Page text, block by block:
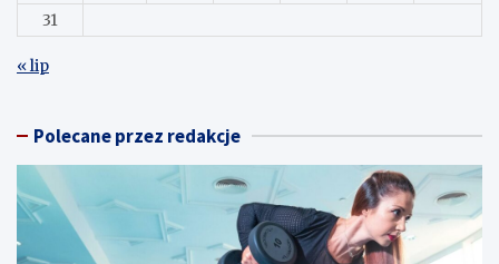
31
« lip
Polecane przez redakcje